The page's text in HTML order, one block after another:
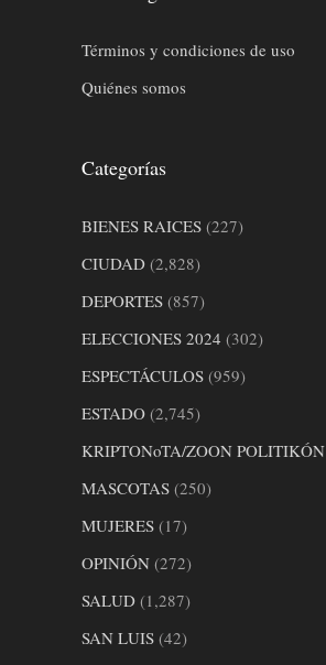
Términos y condiciones de uso
Quiénes somos
Categorías
BIENES RAICES (227)
CIUDAD (2,828)
DEPORTES (857)
ELECCIONES 2024 (302)
ESPECTÁCULOS (959)
ESTADO (2,745)
KRIPTONoTA/ZOON POLITIKÓN
MASCOTAS (250)
MUJERES (17)
OPINIÓN (272)
SALUD (1,287)
SAN LUIS (42)